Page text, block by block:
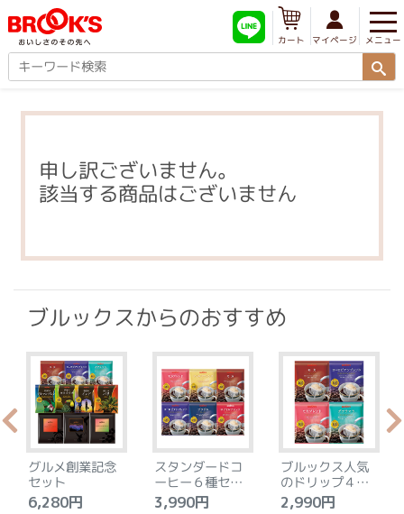
メニュー
マイページ
カート
申し訳ございません。
該当する商品はございません
ブルックスからのおすすめ
グルメ創業記念
セット
6,280円
スタンダードコ
ーヒー６種セッ
ト
3,990円
ブルックス人気
のドリップ４種
セット
2,990円